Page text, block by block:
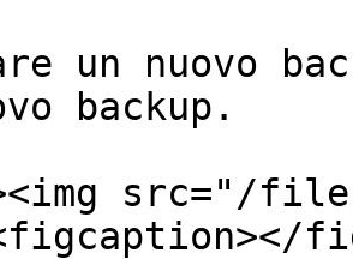
un nuovo
backup.
src="/